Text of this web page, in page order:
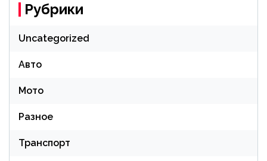
Рубрики
Uncategorized
Авто
Мото
Разное
Транспорт